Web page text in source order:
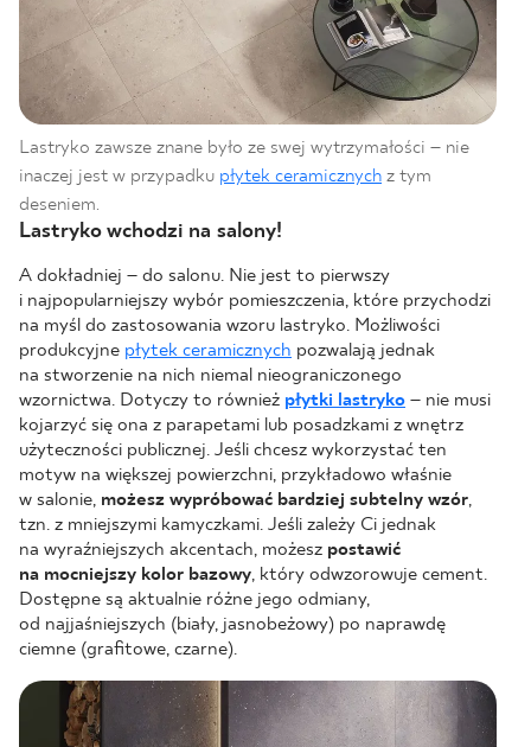
Lastryko zawsze znane było ze swej wytrzymałości – nie
inaczej jest w przypadku płytek ceramicznych z tym
deseniem.
Lastryko wchodzi na salony!
A dokładniej – do salonu. Nie jest to pierwszy
i najpopularniejszy wybór pomieszczenia, które przychodzi
na myśl do zastosowania wzoru lastryko. Możliwości
produkcyjne płytek ceramicznych pozwalają jednak
na stworzenie na nich niemal nieograniczonego
wzornictwa. Dotyczy to również płytki lastryko – nie musi
kojarzyć się ona z parapetami lub posadzkami z wnętrz
użyteczności publicznej. Jeśli chcesz wykorzystać ten
motyw na większej powierzchni, przykładowo właśnie
w salonie, możesz wypróbować bardziej subtelny wzór,
tzn. z mniejszymi kamyczkami. Jeśli zależy Ci jednak
na wyraźniejszych akcentach, możesz postawić
na mocniejszy kolor bazowy, który odwzorowuje cement.
Dostępne są aktualnie różne jego odmiany,
od najjaśniejszych (biały, jasnobeżowy) po naprawdę
ciemne (grafitowe, czarne).